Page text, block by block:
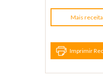
Mais
Imprimir